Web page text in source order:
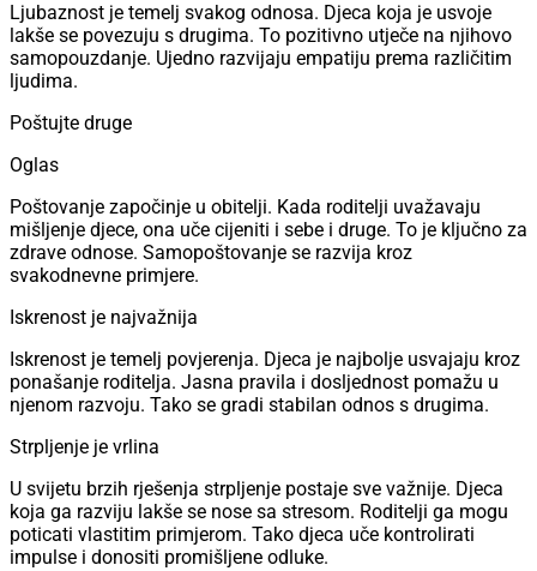
Ljubaznost je temelj svakog odnosa. Djeca koja je usvoje
lakše se povezuju s drugima. To pozitivno utječe na njihovo
samopouzdanje. Ujedno razvijaju empatiju prema različitim
ljudima.
Poštujte druge
Oglas
Poštovanje započinje u obitelji. Kada roditelji uvažavaju
mišljenje djece, ona uče cijeniti i sebe i druge. To je ključno za
zdrave odnose. Samopoštovanje se razvija kroz
svakodnevne primjere.
Iskrenost je najvažnija
Iskrenost je temelj povjerenja. Djeca je najbolje usvajaju kroz
ponašanje roditelja. Jasna pravila i dosljednost pomažu u
njenom razvoju. Tako se gradi stabilan odnos s drugima.
Strpljenje je vrlina
U svijetu brzih rješenja strpljenje postaje sve važnije. Djeca
koja ga razviju lakše se nose sa stresom. Roditelji ga mogu
poticati vlastitim primjerom. Tako djeca uče kontrolirati
impulse i donositi promišljene odluke.